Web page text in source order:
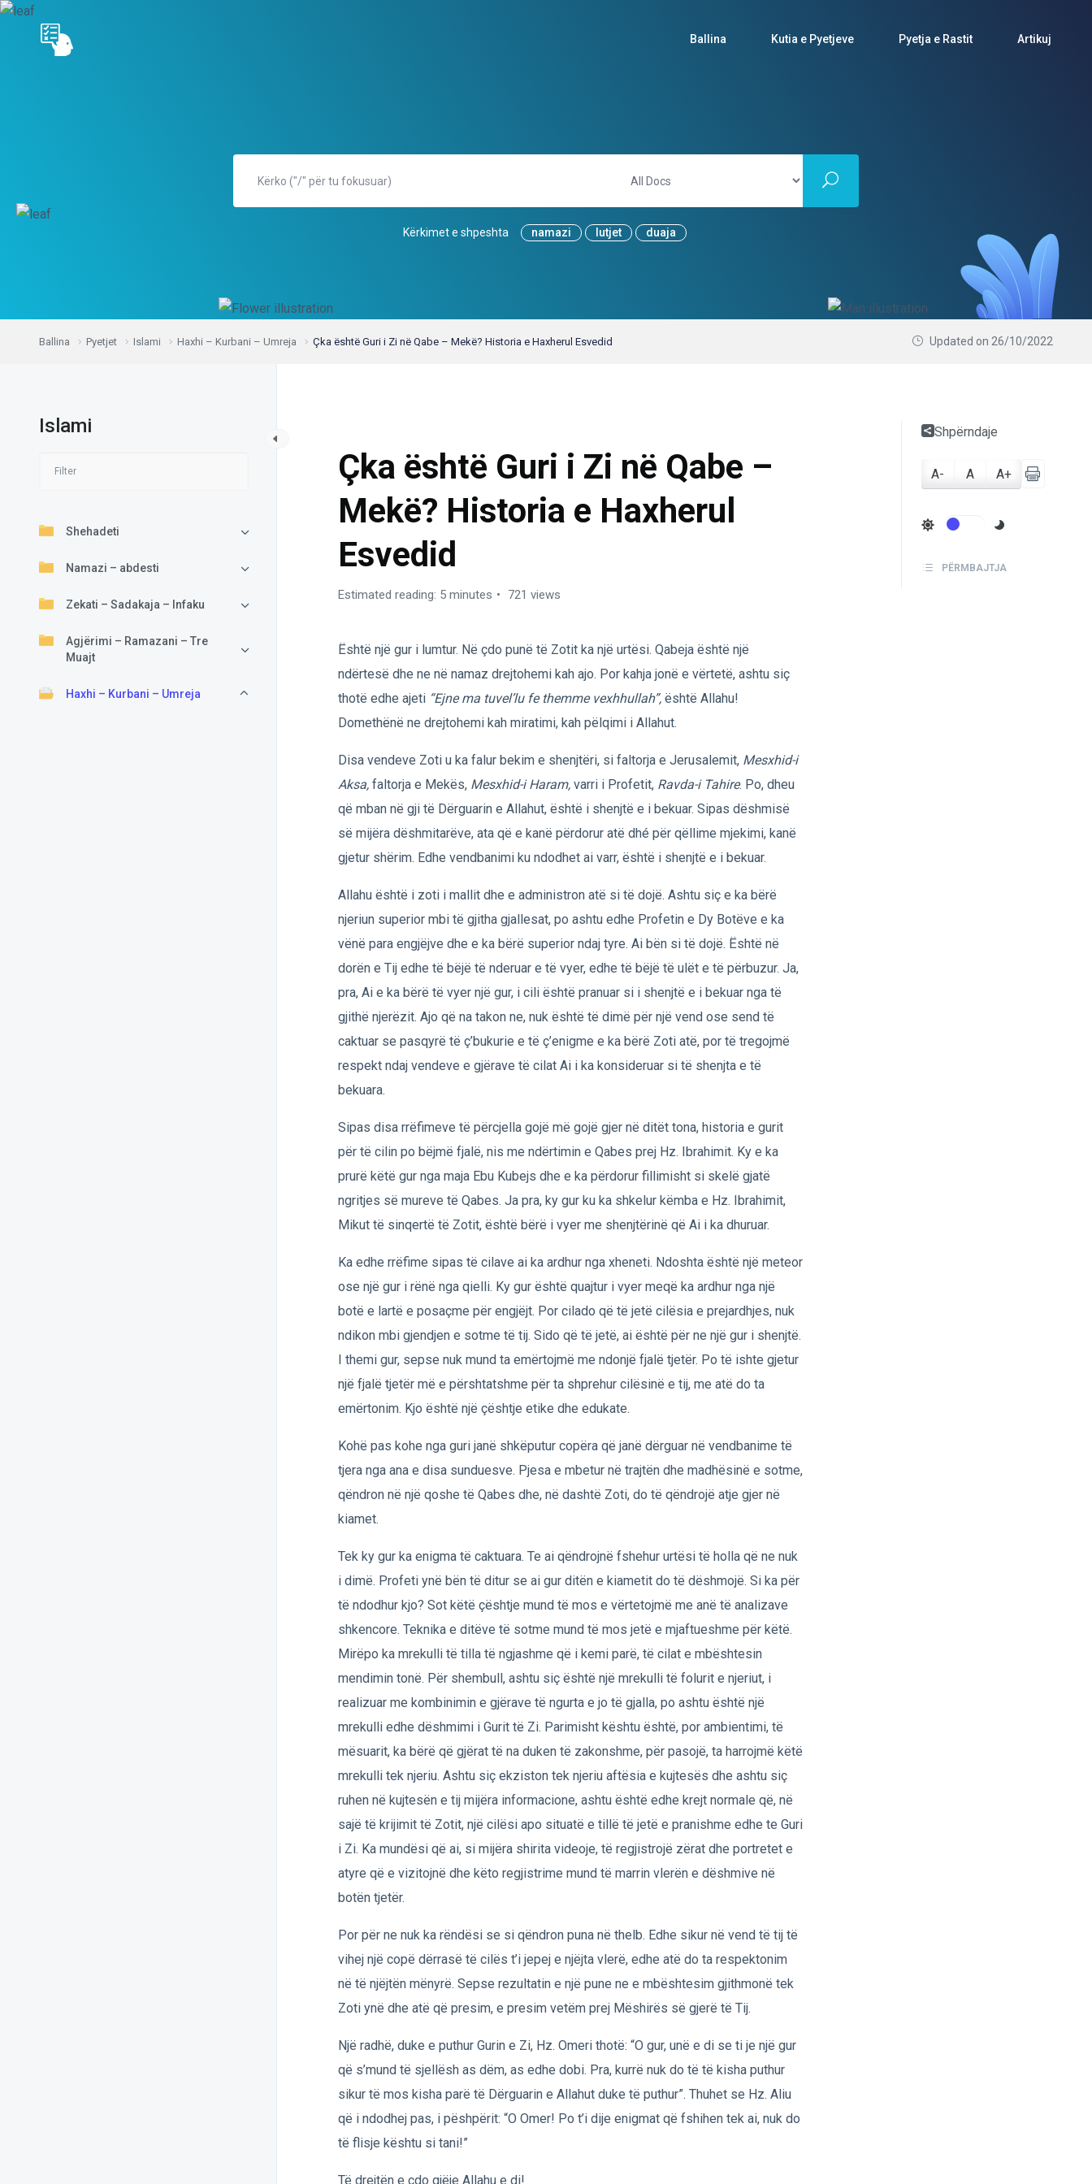
Ballina Kutia e Pyetjeve Pyetja e Rastit Artikuj
Kërkimet e shpeshta namazi lutjet duaja
Ballina Pyetjet Islami Haxhi – Kurbani – Umreja Çka është Guri i Zi në Qabe – Mekë? Historia e Haxherul Esvedid Updated on 26/10/2022
Islami
Shehadeti
Namazi – abdesti
Zekati – Sadakaja – Infaku
Agjërimi – Ramazani – Tre
Muajt
Haxhi – Kurbani – Umreja
Çka është Guri i Zi në Qabe –
Mekë? Historia e Haxherul
Esvedid
Estimated reading: 5 minutes 721 views
Është një gur i lumtur. Në çdo punë të Zotit ka një urtësi. Qabeja është një
ndërtesë dhe ne në namaz drejtohemi kah ajo. Por kahja jonë e vërtetë, ashtu siç
thotë edhe ajeti “Ejne ma tuvel’lu fe themme vexhhullah”, është Allahu!
Domethënë ne drejtohemi kah miratimi, kah pëlqimi i Allahut.
Disa vendeve Zoti u ka falur bekim e shenjtëri, si faltorja e Jerusalemit, Mesxhid-i
Aksa, faltorja e Mekës, Mesxhid-i Haram, varri i Profetit, Ravda-i Tahire. Po, dheu
që mban në gji të Dërguarin e Allahut, është i shenjtë e i bekuar. Sipas dëshmisë
së mijëra dëshmitarëve, ata që e kanë përdorur atë dhé për qëllime mjekimi, kanë
gjetur shërim. Edhe vendbanimi ku ndodhet ai varr, është i shenjtë e i bekuar.
Allahu është i zoti i mallit dhe e administron atë si të dojë. Ashtu siç e ka bërë
njeriun superior mbi të gjitha gjallesat, po ashtu edhe Profetin e Dy Botëve e ka
vënë para engjëjve dhe e ka bërë superior ndaj tyre. Ai bën si të dojë. Është në
dorën e Tij edhe të bëjë të nderuar e të vyer, edhe të bëjë të ulët e të përbuzur. Ja,
pra, Ai e ka bërë të vyer një gur, i cili është pranuar si i shenjtë e i bekuar nga të
gjithë njerëzit. Ajo që na takon ne, nuk është të dimë për një vend ose send të
caktuar se pasqyrë të ç’bukurie e të ç’enigme e ka bërë Zoti atë, por të tregojmë
respekt ndaj vendeve e gjërave të cilat Ai i ka konsideruar si të shenjta e të
bekuara.
Sipas disa rrëfimeve të përcjella gojë më gojë gjer në ditët tona, historia e gurit
për të cilin po bëjmë fjalë, nis me ndërtimin e Qabes prej Hz. Ibrahimit. Ky e ka
prurë këtë gur nga maja Ebu Kubejs dhe e ka përdorur fillimisht si skelë gjatë
ngritjes së mureve të Qabes. Ja pra, ky gur ku ka shkelur këmba e Hz. Ibrahimit,
Mikut të sinqertë të Zotit, është bërë i vyer me shenjtërinë që Ai i ka dhuruar.
Ka edhe rrëfime sipas të cilave ai ka ardhur nga xheneti. Ndoshta është një meteor
ose një gur i rënë nga qielli. Ky gur është quajtur i vyer meqë ka ardhur nga një
botë e lartë e posaçme për engjëjt. Por cilado që të jetë cilësia e prejardhjes, nuk
ndikon mbi gjendjen e sotme të tij. Sido që të jetë, ai është për ne një gur i shenjtë.
I themi gur, sepse nuk mund ta emërtojmë me ndonjë fjalë tjetër. Po të ishte gjetur
një fjalë tjetër më e përshtatshme për ta shprehur cilësinë e tij, me atë do ta
emërtonim. Kjo është një çështje etike dhe edukate.
Kohë pas kohe nga guri janë shkëputur copëra që janë dërguar në vendbanime të
tjera nga ana e disa sunduesve. Pjesa e mbetur në trajtën dhe madhësinë e sotme,
qëndron në një qoshe të Qabes dhe, në dashtë Zoti, do të qëndrojë atje gjer në
kiamet.
Tek ky gur ka enigma të caktuara. Te ai qëndrojnë fshehur urtësi të holla që ne nuk
i dimë. Profeti ynë bën të ditur se ai gur ditën e kiametit do të dëshmojë. Si ka për
të ndodhur kjo? Sot këtë çështje mund të mos e vërtetojmë me anë të analizave
shkencore. Teknika e ditëve të sotme mund të mos jetë e mjaftueshme për këtë.
Mirëpo ka mrekulli të tilla të ngjashme që i kemi parë, të cilat e mbështesin
mendimin tonë. Për shembull, ashtu siç është një mrekulli të folurit e njeriut, i
realizuar me kombinimin e gjërave të ngurta e jo të gjalla, po ashtu është një
mrekulli edhe dëshmimi i Gurit të Zi. Parimisht kështu është, por ambientimi, të
mësuarit, ka bërë që gjërat të na duken të zakonshme, për pasojë, ta harrojmë këtë
mrekulli tek njeriu. Ashtu siç ekziston tek njeriu aftësia e kujtesës dhe ashtu siç
ruhen në kujtesën e tij mijëra informacione, ashtu është edhe krejt normale që, në
sajë të krijimit të Zotit, një cilësi apo situatë e tillë të jetë e pranishme edhe te Guri
i Zi. Ka mundësi që ai, si mijëra shirita videoje, të regjistrojë zërat dhe portretet e
atyre që e vizitojnë dhe këto regjistrime mund të marrin vlerën e dëshmive në
botën tjetër.
Por për ne nuk ka rëndësi se si qëndron puna në thelb. Edhe sikur në vend të tij të
vihej një copë dërrasë të cilës t’i jepej e njëjta vlerë, edhe atë do ta respektonim
në të njëjtën mënyrë. Sepse rezultatin e një pune ne e mbështesim gjithmonë tek
Zoti ynë dhe atë që presim, e presim vetëm prej Mëshirës së gjerë të Tij.
Një radhë, duke e puthur Gurin e Zi, Hz. Omeri thotë: “O gur, unë e di se ti je një gur
që s’mund të sjellësh as dëm, as edhe dobi. Pra, kurrë nuk do të të kisha puthur
sikur të mos kisha parë të Dërguarin e Allahut duke të puthur”. Thuhet se Hz. Aliu
që i ndodhej pas, i pëshpërit: “O Omer! Po t’i dije enigmat që fshihen tek ai, nuk do
të flisje kështu si tani!”
Të drejtën e çdo gjëje Allahu e di!
Shpërndaje
A- A A+
PËRMBAJTJA